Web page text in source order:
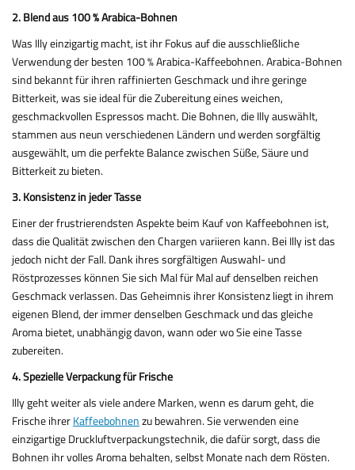
2. Blend aus 100 % Arabica-Bohnen
Was Illy einzigartig macht, ist ihr Fokus auf die ausschließliche
Verwendung der besten 100 % Arabica-Kaffeebohnen. Arabica-Bohnen
sind bekannt für ihren raffinierten Geschmack und ihre geringe
Bitterkeit, was sie ideal für die Zubereitung eines weichen,
geschmackvollen Espressos macht. Die Bohnen, die Illy auswählt,
stammen aus neun verschiedenen Ländern und werden sorgfältig
ausgewählt, um die perfekte Balance zwischen Süße, Säure und
Bitterkeit zu bieten.
3. Konsistenz in jeder Tasse
Einer der frustrierendsten Aspekte beim Kauf von Kaffeebohnen ist,
dass die Qualität zwischen den Chargen variieren kann. Bei Illy ist das
jedoch nicht der Fall. Dank ihres sorgfältigen Auswahl- und
Röstprozesses können Sie sich Mal für Mal auf denselben reichen
Geschmack verlassen. Das Geheimnis ihrer Konsistenz liegt in ihrem
eigenen Blend, der immer denselben Geschmack und das gleiche
Aroma bietet, unabhängig davon, wann oder wo Sie eine Tasse
zubereiten.
4. Spezielle Verpackung für Frische
Illy geht weiter als viele andere Marken, wenn es darum geht, die
Frische ihrerKaffeebohnenzu bewahren. Sie verwenden eine
einzigartige Druckluftverpackungstechnik, die dafür sorgt, dass die
Bohnen ihr volles Aroma behalten, selbst Monate nach dem Rösten.